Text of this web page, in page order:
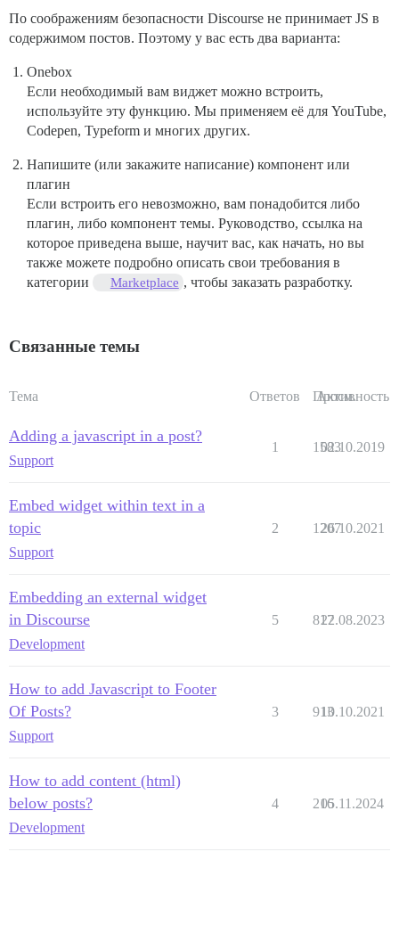
По соображениям безопасности Discourse не принимает JS в
содержимом постов. Поэтому у вас есть два варианта:
Onebox
Если необходимый вам виджет можно встроить,
используйте эту функцию. Мы применяем её для YouTube,
Codepen, Typeform и многих других.
Напишите (или закажите написание) компонент или
плагин
Если встроить его невозможно, вам понадобится либо
плагин, либо компонент темы. Руководство, ссылка на
которое приведена выше, научит вас, как начать, но вы
также можете подробно описать свои требования в
категории
Marketplace , чтобы заказать разработку.
Связанные темы
Тема Ответов Просм.
Активность
Adding a javascript in a post?
Support
1 1583
02.10.2019
Embed widget within text in a
topic
Support
2 1207
26.10.2021
Embedding an external widget
in Discourse
Development
5 817
22.08.2023
How to add Javascript to Footer
Of Posts?
Support
3 913
10.10.2021
How to add content (html)
below posts?
Development
4 216
05.11.2024